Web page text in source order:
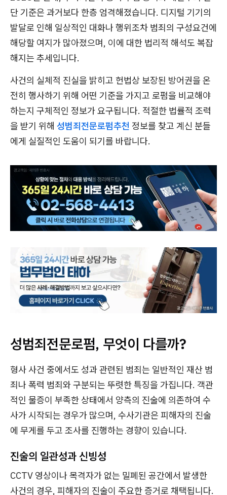
단 기준은 과거보다 한층 엄격해졌습니다. 디지털 기기의
발달로 인해 일상적인 대화나 행위조차 범죄의 구성요건에
해당할 여지가 많아졌으며, 이에 대한 법리적 해석도 복잡
해지는 추세입니다.
사건의 실체적 진실을 밝히고 헌법상 보장된 방어권을 온
전히 행사하기 위해 어떤 기준을 가지고 로펌을 비교해야
하는지 구체적인 정보가 요구됩니다. 적절한 법률적 조력
을 받기 위해 성범죄전문로펌추천 정보를 찾고 계신 분들
에게 실질적인 도움이 되기를 바랍니다.
성범죄전문로펌, 무엇이 다를까?
형사 사건 중에서도 성과 관련된 범죄는 일반적인 재산 범
죄나 폭력 범죄와 구분되는 뚜렷한 특징을 가집니다. 객관
적인 물증이 부족한 상태에서 양측의 진술에 의존하여 수
사가 시작되는 경우가 많으며, 수사기관은 피해자의 진술
에 무게를 두고 조사를 진행하는 경향이 있습니다.
진술의 일관성과 신빙성
CCTV 영상이나 목격자가 없는 밀폐된 공간에서 발생한
사건의 경우, 피해자의 진술이 주요한 증거로 채택됩니다.